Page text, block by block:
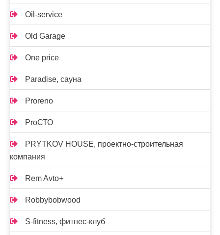
Oil-service
Old Garage
One price
Paradise, сауна
Proreno
ProСТО
PRYTKOV HOUSE, проектно-строительная
компания
Rem Avto+
Robbybobwood
S-fitness, фитнес-клуб